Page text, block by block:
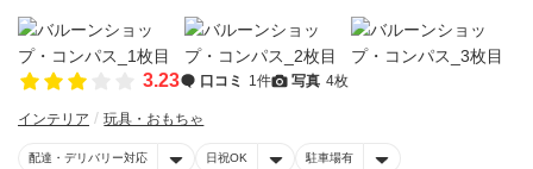
3.23 口コミ 1件 写真 4枚
インテリア 玩具・おもちゃ
配達・デリバリー対応 日祝OK 駐車場有